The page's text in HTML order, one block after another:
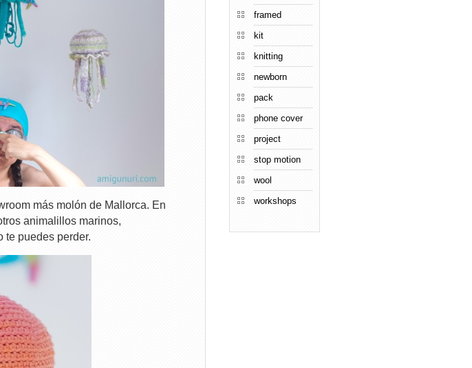
más molón de Mallorca. En
animalillos marinos,
te puedes perder.
framed
kit
knitting
newborn
pack
phone cover
project
stop motion
wool
workshops